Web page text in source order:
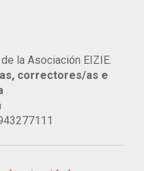
la Asociación EIZIE.
correctores/as e